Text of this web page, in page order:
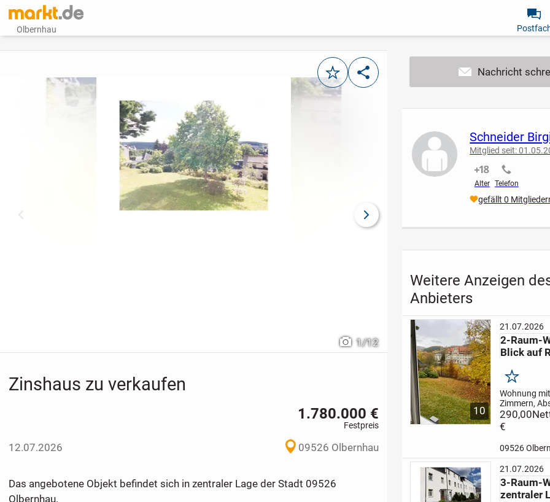
Olbernhau
MerkenTeilen
vorheriges Bild
1/12
nächstes Bild
Zinshaus zu verkaufen
1.780.000 €
Festpreis
12.07.2026 09526 Olbernhau
Das angebotene Objekt befindet sich in zentraler Lage der Stadt 09526
Olbernhau.
Schneider
Mitglied seit:
Alter
nicht verifiziert
Telefon
nicht
gefällt 0
Weitere Anzeigen
Anbieters
10
21.07.2026
2-Raum-
Blick auf
Merken
Wohnung
Zimmern,
Küche und
Dusche in
2 zu
Tierhaltung!
können auf
gemietet
290,00
€
09526
21.07.2026
3-Raum-
zentraler